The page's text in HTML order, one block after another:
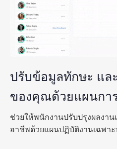
ปรับข้อมูลทักษะ และ
ของคุณด้วยแผนกา
ช่วยให้พนักงานปรับปรุงผลงาน
อาชีพด้วยแผนปฏิบัติงานเฉพา